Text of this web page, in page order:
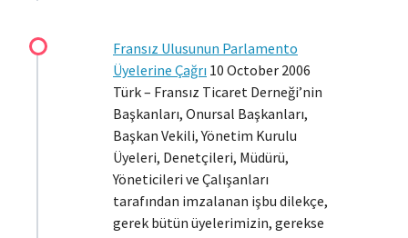
Fransız Ulusunun Parlamento
Üyelerine Çağrı 10 October 2006
Türk – Fransız Ticaret Derneği’nin
Başkanları, Onursal Başkanları,
Başkan Vekili, Yönetim Kurulu
Üyeleri, Denetçileri, Müdürü,
Yöneticileri ve Çalışanları
tarafından imzalanan işbu dilekçe,
gerek bütün üyelerimizin, gerekse